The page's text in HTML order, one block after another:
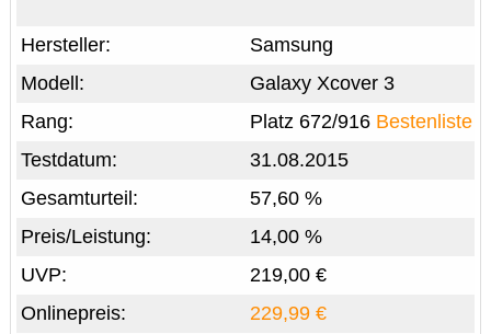
Samsung
Hersteller:
Galaxy Xcover 3
Modell:
Platz 672/916 Bestenliste
Rang:
31.08.2015
Testdatum:
57,60 %
Gesamturteil:
14,00 %
Preis/Leistung:
219,00 €
UVP:
229,99 €
Onlinepreis: